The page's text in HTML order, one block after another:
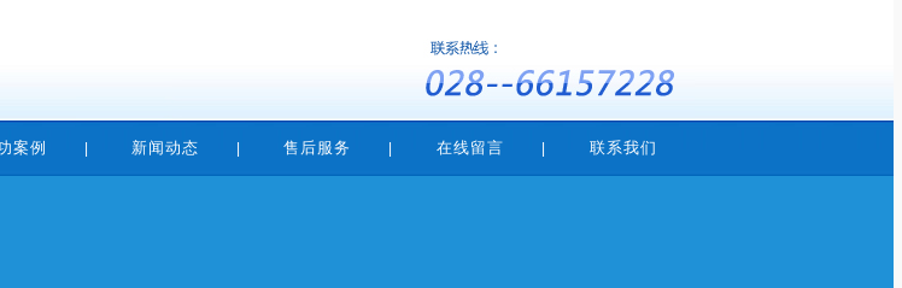
案例 新闻动态 售后服务 在线留言 联系我们